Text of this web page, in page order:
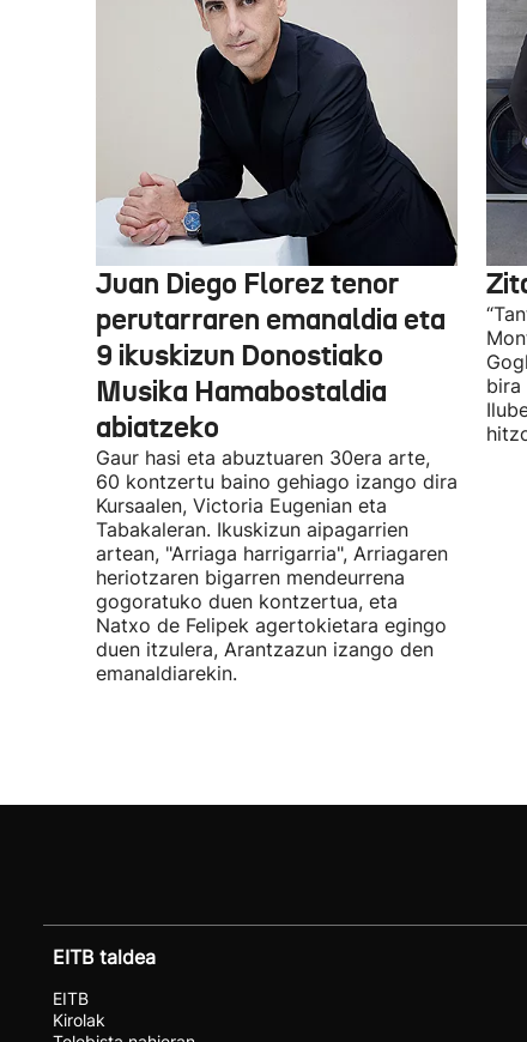
Juan Diego Florez tenor
perutarraren emanaldia eta
9 ikuskizun Donostiako
Musika Hamabostaldia
abiatzeko
Gaur hasi eta abuztuaren 30era arte,
60 kontzertu baino gehiago izango dira
Kursaalen, Victoria Eugenian eta
Tabakaleran. Ikuskizun aipagarrien
artean, "Arriaga harrigarria", Arriagaren
heriotzaren bigarren mendeurrena
gogoratuko duen kontzertua, eta
Natxo de Felipek agertokietara egingo
duen itzulera, Arantzazun izango den
emanaldiarekin.
bira
EITB taldea
EITB
Kirolak